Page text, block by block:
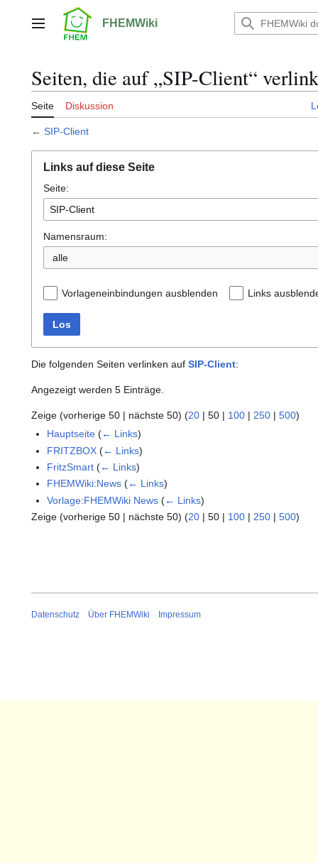
springenHauptmenü FHEMWiki
Seiten, die auf „SIP-Client“
Seite Diskussion
← SIP-Client
Links auf diese Seite
Seite:
Namensraum:
alle
Vorlageneinbindungen ausblenden Links
Los
Die folgenden Seiten verlinken auf SIP-Client:
Angezeigt werden 5 Einträge.
Zeige (vorherige 50 | nächste 50) (20 | 50 | 100 | 250 | 500)
Hauptseite (← Links)
FRITZBOX (← Links)
FritzSmart (← Links)
FHEMWiki:News (← Links)
Vorlage:FHEMWiki News (← Links)
Zeige (vorherige 50 | nächste 50) (20 | 50 | 100 | 250 | 500)
Datenschutz Über FHEMWiki Impressum